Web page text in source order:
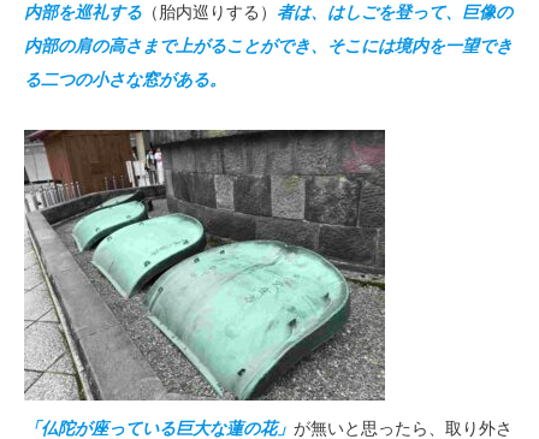
内部を巡礼する （胎内巡りする） 者は、はしごを登って、巨像の
内部の肩の高さまで上がることができ、そこには境内を一望でき
る二つの小さな窓がある。
「仏陀が座っている巨大な蓮の花」 が無いと思ったら、取り外さ